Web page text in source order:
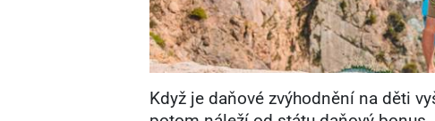
Když je daňové zvýhodnění na děti